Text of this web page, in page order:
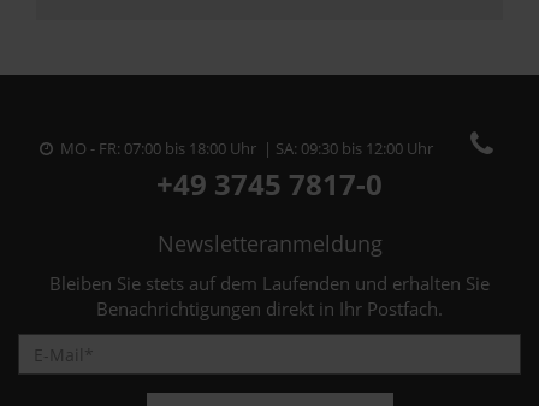
MO - FR: 07:00 bis 18:00 Uhr | SA: 09:30 bis 12:00 Uhr
+49 3745 7817-0
Newsletteranmeldung
Bleiben Sie stets auf dem Laufenden und erhalten Sie
Benachrichtigungen direkt in Ihr Postfach.